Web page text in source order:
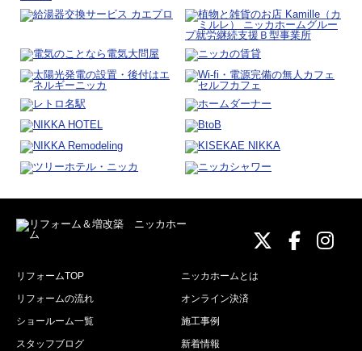
ニッカ
ニッニ
リフォームTOP
ニッカホームとは
リフォームの流れ
オンライン決済
ショールーム一覧
施工事例
スタッフブログ
新着情報